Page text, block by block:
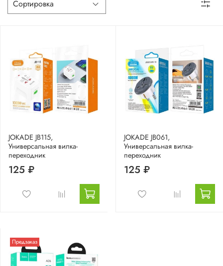
JOKADE JB115,
Универсальная вилка-
переходник
125 ₽
JOKADE JB061,
Универсальная вилка-
переходник
125 ₽
Предзаказ